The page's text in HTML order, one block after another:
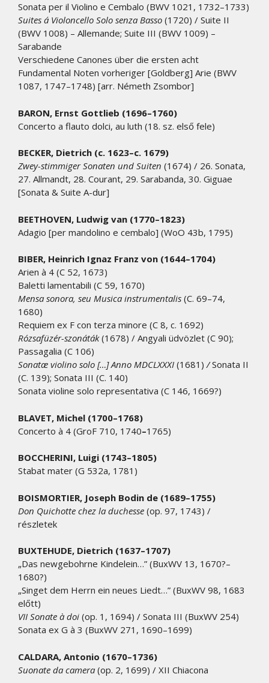
Sonata per il Violino e Cembalo (BWV 1021, 1732–1733)
Suites á Violoncello Solo senza Basso (1720) / Suite II
(BWV 1008) – Allemande; Suite III (BWV 1009) –
Sarabande
Verschiedene Canones über die ersten acht
Fundamental Noten vorheriger [Goldberg] Arie (BWV
1087, 1747–1748) [arr. Németh Zsombor]
BARON, Ernst Gottlieb (1696–1760)
Concerto a flauto dolci, au luth (18. sz. első fele)
BECKER, Dietrich (c. 1623–c. 1679)
Zwey-stimmiger Sonaten und Suiten (1674) / 26. Sonata,
27. Allmandt, 28. Courant, 29. Sarabanda, 30. Giguae
[Sonata & Suite A-dur]
BEETHOVEN, Ludwig van (1770–1823)
Adagio [per mandolino e cembalo] (WoO 43b, 1795)
BIBER, Heinrich Ignaz Franz von (1644–1704)
Arien à 4 (C 52, 1673)
Baletti lamentabili (C 59, 1670)
Mensa sonora, seu Musica instrumentalis (C. 69–74,
1680)
Requiem ex F con terza minore (C 8, c. 1692)
Rózsafüzér-szonáták(1678) / Angyali üdvözlet (C 90);
Passagalia (C 106)
Sonatæ violino solo […] Anno MDCLXXXI (1681) /Sonata II
(C. 139); Sonata III (C. 140)
Sonata violine solo representativa (C 146, 1669?)
BLAVET, Michel (1700–1768)
Concerto à 4 (GroF 710, 1740–1765)
BOCCHERINI, Luigi (1743–1805)
Stabat mater (G 532a, 1781)
BOISMORTIER, Joseph Bodin de (1689–1755)
Don Quichotte chez la duchesse (op. 97, 1743) /
részletek
BUXTEHUDE, Dietrich (1637–1707)
„Das newgebohrne Kindelein…” (BuxWV 13, 1670?–
1680?)
„Singet dem Herrn ein neues Liedt…” (BuxWV 98, 1683
előtt)
VII Sonate à doi (op. 1, 1694) / Sonata III (BuxWV 254)
Sonata ex G à 3 (BuxWV 271, 1690–1699)
CALDARA, Antonio (1670–1736)
Suonate da camera (op. 2, 1699) / XII Chiacona